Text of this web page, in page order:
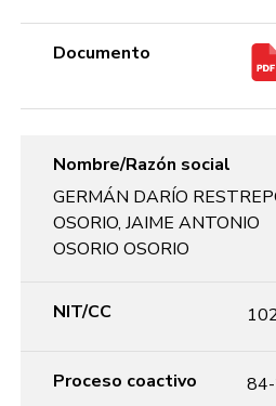
Documento
Nombre/Razón social
GERMÁN DARÍO
OSORIO, JAIME ANTONIO
OSORIO OSORIO
NIT/CC
Proceso coactivo